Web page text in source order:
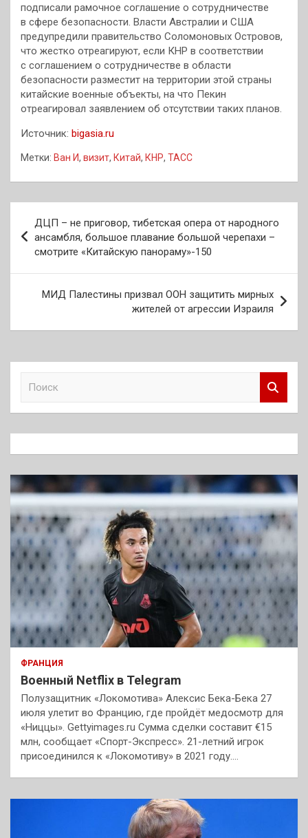
подписали рамочное соглашение о сотрудничестве
в сфере безопасности. Власти Австралии и США
предупредили правительство Соломоновых Островов,
что жестко отреагируют, если КНР в соответствии
с соглашением о сотрудничестве в области
безопасности разместит на территории этой страны
китайские военные объекты, на что Пекин
отреагировал заявлением об отсутствии таких планов.
Источник: bigasia.ru
Метки: Ван И, визит, Китай, КНР, ТАСС
по
записям
ДЦП – не приговор, тибетская опера от народного
ансамбля, большое плавание большой черепахи –
смотрите «Китайскую панораму»-150
МИД Палестины призвал ООН защитить мирных
жителей от агрессии Израиля
к
ФРАНЦИЯ
Военный Netflix в Telegram
Полузащитник «Локомотива» Алексис Бека-Бека 27
июля улетит во Францию, где пройдёт медосмотр для
«Ниццы». Gettyimages.ru Сумма сделки составит €15
млн, сообщает «Спорт-Экспресс». 21-летний игрок
присоединился к «Локомотиву» в 2021 году.…